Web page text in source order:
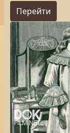
Перейти